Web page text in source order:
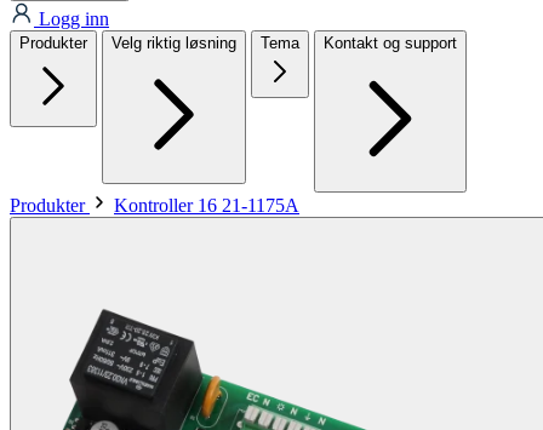
Logg inn
Produkter Velg riktig løsning Tema Kontakt og support
Produkter Kontroller 16 21-1175A